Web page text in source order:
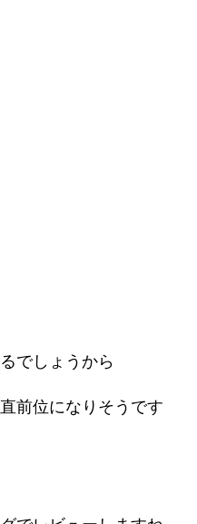
でしょうから
前位になりそうです